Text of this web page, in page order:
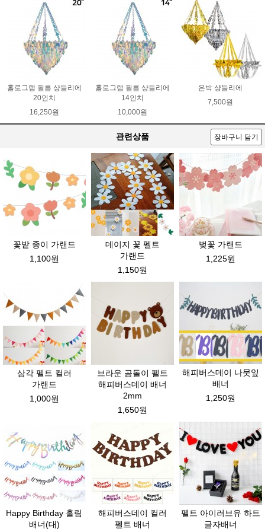
홀로그램 필름 샹들리에
20인치
16,250원
홀로그램 필름 샹들리에
14인치
10,000원
은박 샹들리에
7,500원
관련상품 장바구니 담기
꽃밭 종이 가랜드
1,100원
데이지 꽃 펠트
가랜드
1,150원
벚꽃 가랜드
1,225원
삼각 펠트 컬러
가랜드
1,000원
브라운 곰돌이 펠트
해피버스데이 배너
2mm
1,650원
해피버스데이 나뭇잎
배너
1,250원
Happy Birthday 흘림
배너(대)
해피버스데이 컬러
펠트 배너
펠트 아이러브유 하트
글자배너